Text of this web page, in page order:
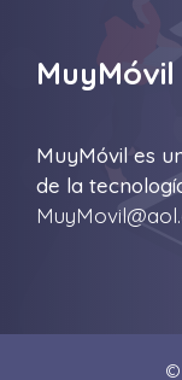
MuyMóvil
MuyMóvil es
de la
©